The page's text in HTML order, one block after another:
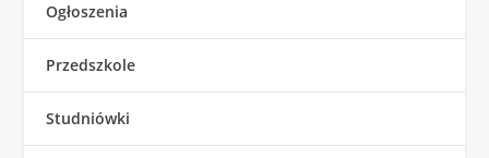
Ogłoszenia
Przedszkole
Studniówki